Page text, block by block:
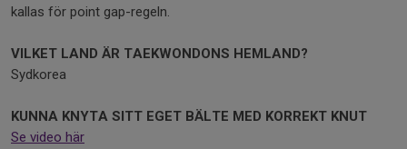
kallas för point gap-regeln.
VILKET LAND ÄR TAEKWONDONS HEMLAND?
Sydkorea
KUNNA KNYTA SITT EGET BÄLTE MED KORREKT KNUT
Se video här